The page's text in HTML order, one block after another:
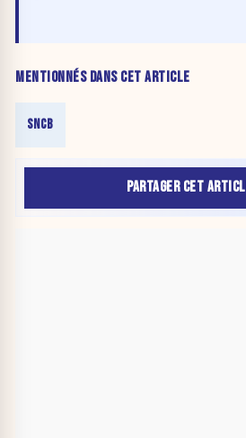
MENTIONNÉS DANS CET ARTICLE
SNCB
PARTAGER CET